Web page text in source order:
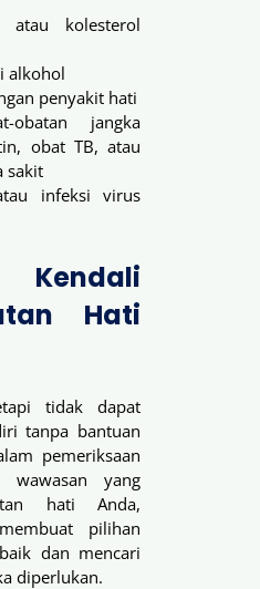
atau kolesterol
alkohol
penyakit hati
obatan jangka
obat TB, atau
sakit
infeksi virus
Kendali
Hati
tidak dapat
tanpa bantuan
pemeriksaan
wawasan yang
hati Anda,
pilihan
dan mencari
diperlukan.